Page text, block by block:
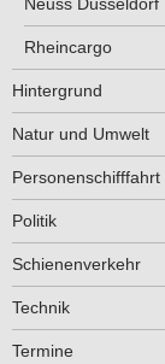
Rheincargo
Hintergrund
Natur und Umwelt
Personenschifffahrt
Politik
Schienenverkehr
Technik
Termine